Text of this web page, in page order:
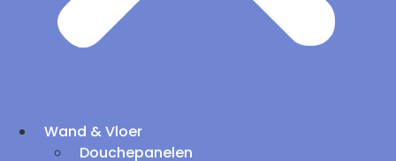
Wand & Vloer
Douchepanelen